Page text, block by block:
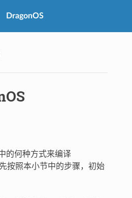
DragonOS
何种方式来编译
按照本小节中的步骤，初始